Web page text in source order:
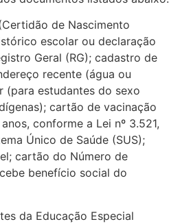
de Nascimento
escolar ou declaração
Geral (RG); cadastro de
recente (água ou
(para estudantes do sexo
cartão de vacinação
conforme a Lei nº 3.521,
Único de Saúde (SUS);
cartão do Número de
benefício social do
da Educação Especial